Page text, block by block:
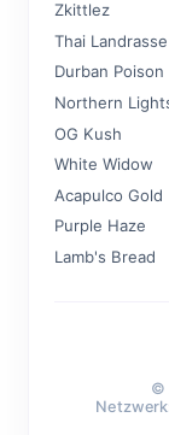
Zkittlez
Thai Landrasse
Durban Poison
Northern
OG Kush
White Widow
Acapulco Gold
Purple Haze
Lamb's Bread
©